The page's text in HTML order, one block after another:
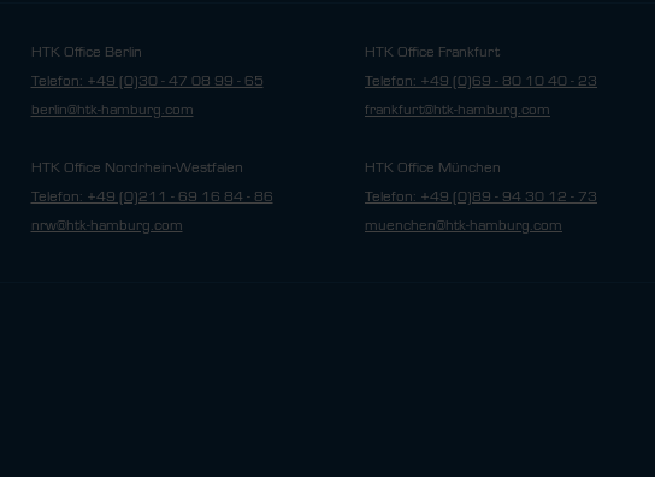
HTK Office Berlin
Telefon: +49 (0)30 - 47 08 99 - 65
berlin@htk-hamburg.com
HTK Office Nordrhein-Westfalen
Telefon: +49 (0)211 - 69 16 84 - 86
nrw@htk-hamburg.com
HTK Office Frankfurt
Telefon: +49 (0)69 - 80 10 40 - 23
frankfurt@htk-hamburg.com
HTK Office München
Telefon: +49 (0)89 - 94 30 12 - 73
muenchen@htk-hamburg.com